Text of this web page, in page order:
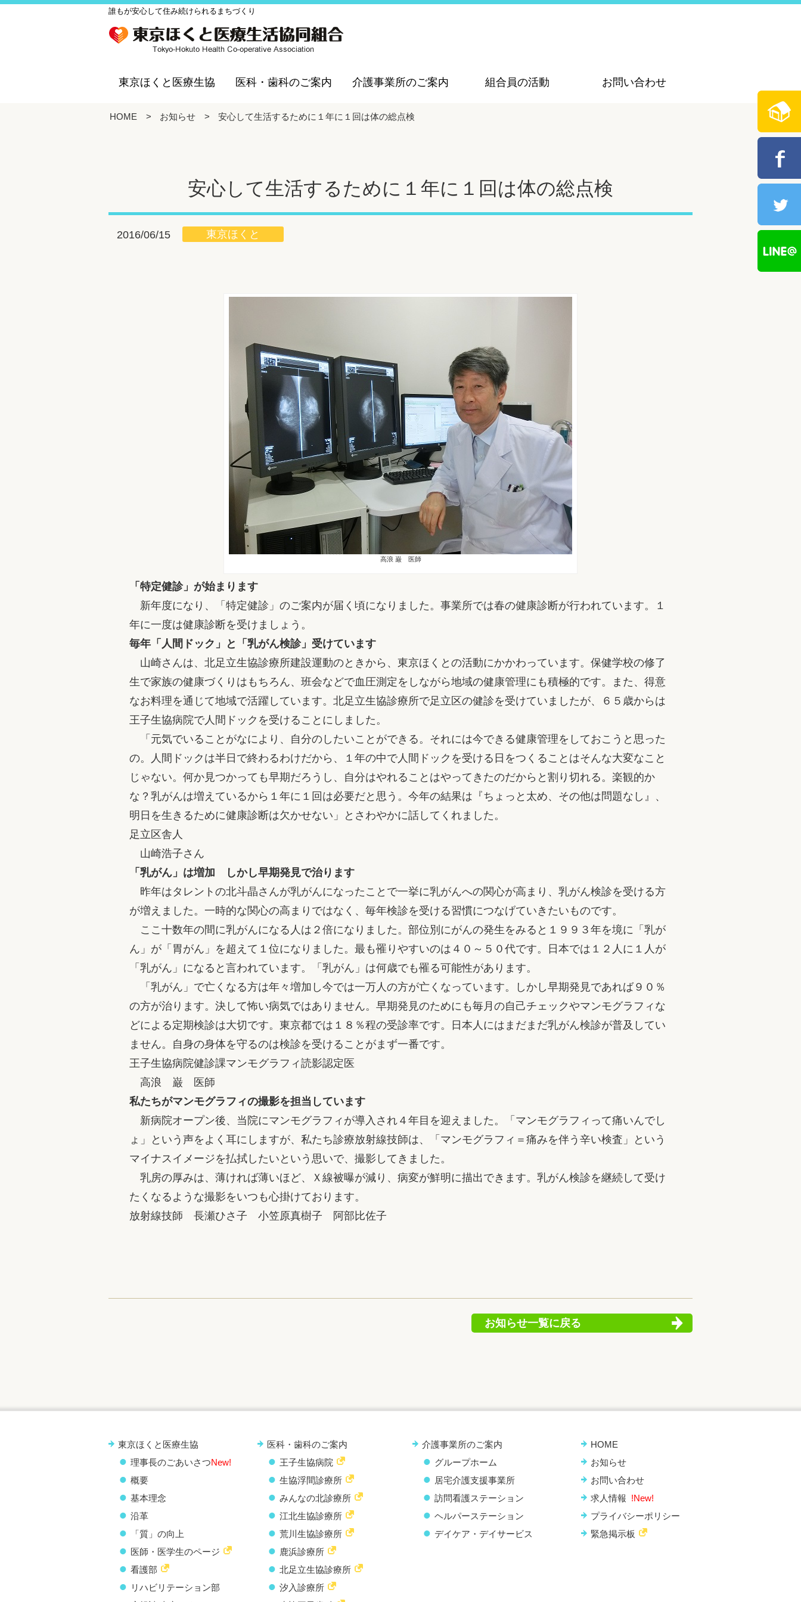
誰もが安心して住み続けられるまちづくり
東京ほくと医療生協 医科・歯科のご案内 介護事業所のご案内 組合員の活動 お問い合わせ
HOME > お知らせ > 安心して生活するために１年に１回は体の総点検
安心して生活するために１年に１回は体の総点検
2016/06/15 東京ほくと
高浪 巌 医師
「特定健診」が始まります
新年度になり、「特定健診」のご案内が届く頃になりました。事業所では春の健康診断が行われています。１
年に一度は健康診断を受けましょう。
毎年「人間ドック」と「乳がん検診」受けています
山崎さんは、北足立生協診療所建設運動のときから、東京ほくとの活動にかかわっています。保健学校の修了
生で家族の健康づくりはもちろん、班会などで血圧測定をしながら地域の健康管理にも積極的です。また、得意
なお料理を通じて地域で活躍しています。北足立生協診療所で足立区の健診を受けていましたが、６５歳からは
王子生協病院で人間ドックを受けることにしました。
「元気でいることがなにより、自分のしたいことができる。それには今できる健康管理をしておこうと思った
の。人間ドックは半日で終わるわけだから、１年の中で人間ドックを受ける日をつくることはそんな大変なこと
じゃない。何か見つかっても早期だろうし、自分はやれることはやってきたのだからと割り切れる。楽観的か
な？乳がんは増えているから１年に１回は必要だと思う。今年の結果は『ちょっと太め、その他は問題なし』、
明日を生きるために健康診断は欠かせない」とさわやかに話してくれました。
足立区舎人
山崎浩子さん
「乳がん」は増加 しかし早期発見で治ります
昨年はタレントの北斗晶さんが乳がんになったことで一挙に乳がんへの関心が高まり、乳がん検診を受ける方
が増えました。一時的な関心の高まりではなく、毎年検診を受ける習慣につなげていきたいものです。
ここ十数年の間に乳がんになる人は２倍になりました。部位別にがんの発生をみると１９９３年を境に「乳が
ん」が「胃がん」を超えて１位になりました。最も罹りやすいのは４０～５０代です。日本では１２人に１人が
「乳がん」になると言われています。「乳がん」は何歳でも罹る可能性があります。
「乳がん」で亡くなる方は年々増加し今では一万人の方が亡くなっています。しかし早期発見であれば９０％
の方が治ります。決して怖い病気ではありません。早期発見のためにも毎月の自己チェックやマンモグラフィな
どによる定期検診は大切です。東京都では１８％程の受診率です。日本人にはまだまだ乳がん検診が普及してい
ません。自身の身体を守るのは検診を受けることがまず一番です。
王子生協病院健診課マンモグラフィ読影認定医
高浪 巌 医師
私たちがマンモグラフィの撮影を担当しています
新病院オープン後、当院にマンモグラフィが導入され４年目を迎えました。「マンモグラフィって痛いんでし
ょ」という声をよく耳にしますが、私たち診療放射線技師は、「マンモグラフィ＝痛みを伴う辛い検査」という
マイナスイメージを払拭したいという思いで、撮影してきました。
乳房の厚みは、薄ければ薄いほど、Ｘ線被曝が減り、病変が鮮明に描出できます。乳がん検診を継続して受け
たくなるような撮影をいつも心掛けております。
放射線技師 長瀬ひさ子 小笠原真樹子 阿部比佐子
お知らせ一覧に戻る
東京ほくと医療生協
理事長のごあいさつNew!
概要
基本理念
沿革
「質」の向上
医師・医学生のページ
看護部
リハビリテーション部
医科・歯科のご案内
王子生協病院
生協浮間診療所
みんなの北診療所
江北生協診療所
荒川生協診療所
鹿浜診療所
北足立生協診療所
汐入診療所
介護事業所のご案内
グループホーム
居宅介護支援事業所
訪問看護ステーション
ヘルパーステーション
デイケア・デイサービス
HOME
お知らせ
お問い合わせ
求人情報 !New!
プライバシーポリシー
緊急掲示板